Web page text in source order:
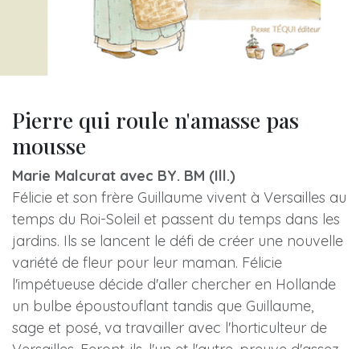
Pierre qui roule n'amasse pas
mousse
Marie Malcurat avec BY. BM (Ill.)
Félicie et son frère Guillaume vivent à Versailles au
temps du Roi-Soleil et passent du temps dans les
jardins. Ils se lancent le défi de créer une nouvelle
variété de fleur pour leur maman. Félicie
l'impétueuse décide d'aller chercher en Hollande
un bulbe époustouflant tandis que Guillaume,
sage et posé, va travailler avec l'horticulteur de